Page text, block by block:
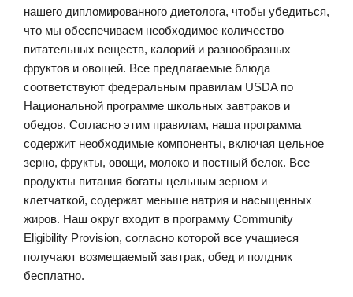
нашего дипломированного диетолога, чтобы убедиться,
что мы обеспечиваем необходимое количество
питательных веществ, калорий и разнообразных
фруктов и овощей. Все предлагаемые блюда
соответствуют федеральным правилам USDA по
Национальной программе школьных завтраков и
обедов. Согласно этим правилам, наша программа
содержит необходимые компоненты, включая цельное
зерно, фрукты, овощи, молоко и постный белок. Все
продукты питания богаты цельным зерном и
клетчаткой, содержат меньше натрия и насыщенных
жиров. Наш округ входит в программу Community
Eligibility Provision, согласно которой все учащиеся
получают возмещаемый завтрак, обед и полдник
бесплатно.